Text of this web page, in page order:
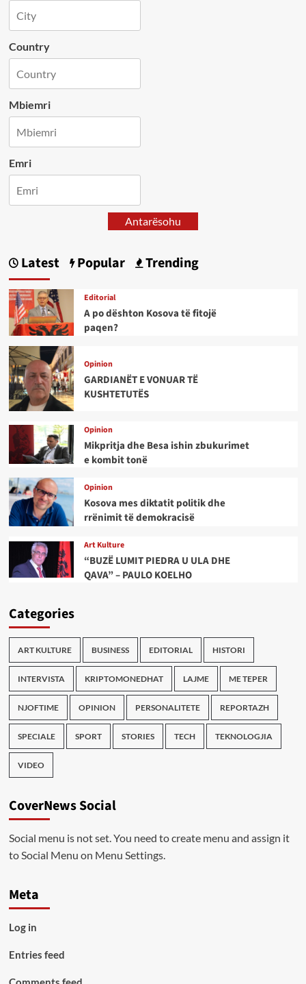
Country
Mbiemri
Emri
Antarësohu
Latest Popular Trending
Editorial
A po dështon Kosova të fitojë
paqen?
Opinion
GARDIANËT E VONUAR TË
KUSHTETUTËS
Opinion
Mikpritja dhe Besa ishin zbukurimet
e kombit tonë
Opinion
Kosova mes diktatit politik dhe
rrënimit të demokracisë
Art Kulture
“BUZË LUMIT PIEDRA U ULA DHE
QAVA” – PAULO KOELHO
Categories
ART KULTURE BUSINESS EDITORIAL HISTORI
INTERVISTA KRIPTOMONEDHAT LAJME ME TEPER
NJOFTIME OPINION PERSONALITETE REPORTAZH
SPECIALE SPORT STORIES TECH TEKNOLOGJIA
VIDEO
CoverNews Social
Social menu is not set. You need to create menu and assign it
to Social Menu on Menu Settings.
Meta
Log in
Entries feed